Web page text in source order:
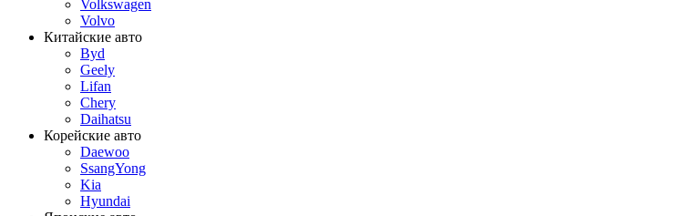
Volkswagen
Volvo
Китайские авто
Byd
Geely
Lifan
Chery
Daihatsu
Корейские авто
Daewoo
SsangYong
Kia
Hyundai